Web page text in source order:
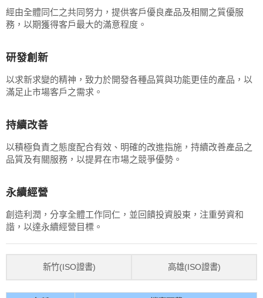
經由全體同仁之共同努力，提供客戶優良產品及相關之質優服
務，以期獲得客戶最大的滿意程度。
研發創新
以求新求變的精神，致力於開發各種品質與功能更佳的產品，以
滿足止市場客戶之需求。
持續改善
以積極負責之態度配合有效、明確的改進指施，持續改善產品之
品質及有關服務，以提昇在市場之競爭優勢。
永續經營
創造利潤，分享全體工作同仁，並回饋投資股東，注重勞資和
諧，以達永續經營目標。
新竹(ISO證書) 高雄(ISO證書)